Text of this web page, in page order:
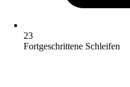
23
Fortgeschrittene Schleifen